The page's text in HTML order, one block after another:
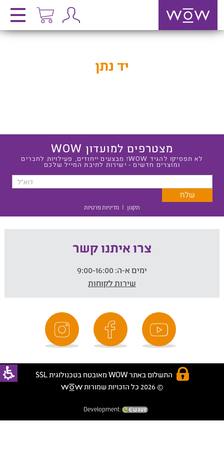
יד נתן
מצטרפים למועדון WOW
לא תפסיקו להגיד WOW! מבצעים ייחודים, פעילויות לחברים
ומוצרים חדשים - ישירות לתיבת המייל שלכם
תקנון | מדיניות פרטיות
צרו איתנו קשר
ימים א-ה:
שירות לקוחות
התשלום באתר WOW מאובטח בטכנולוגית SSL
© 2026 כל הזכויות שמורות
Development: